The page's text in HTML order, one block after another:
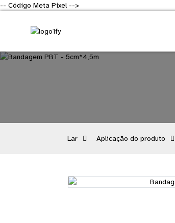
-- Código Meta Pixel -->
Lar Aplicação do produto